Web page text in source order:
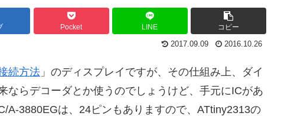
Pocket LINE コピー
2017.09.09 2016.10.26
続方法 」のディスプレイですが、その仕組み上、ダイ
ならデコーダとか使うのでしょうけど、手元にICがあ
A-3880EGは、24ピンもありますので、ATtiny2313の